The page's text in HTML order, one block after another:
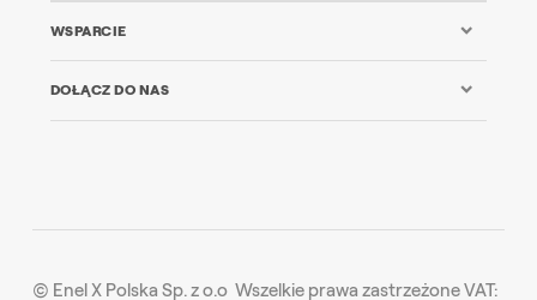
WSPARCIE
DOŁĄCZ DO NAS
© Enel X Polska Sp. z o.o Wszelkie prawa zastrzeżone VAT: